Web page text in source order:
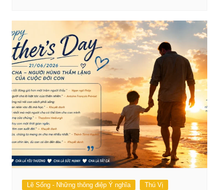
Lẽ Sống - Những thông điệp Ý nghĩa Thú Vị